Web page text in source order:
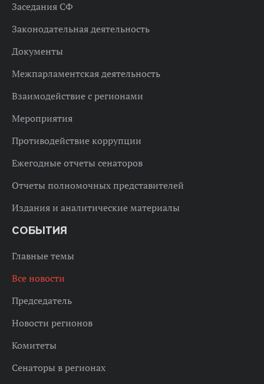
Заседания СФ
Законодательная деятельность
Документы
Межпарламентская деятельность
Взаимодействие с регионами
Мероприятия
Противодействие коррупции
Ежегодные отчеты сенаторов
Отчеты полномочных представителей
Издания и аналитические материалы
СОБЫТИЯ
Главные темы
Все новости
Председатель
Новости регионов
Комитеты
Сенаторы в регионах